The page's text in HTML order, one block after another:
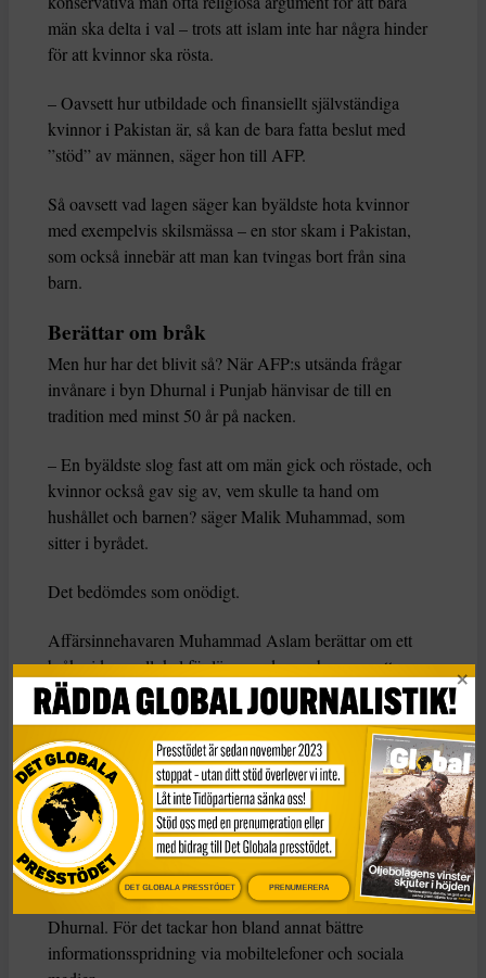
män ska delta i val – trots att islam inte har några hinder
för att kvinnor ska rösta.
– Oavsett hur utbildade och finansiellt självständiga
kvinnor i Pakistan är, så kan de bara fatta beslut med
”stöd” av männen, säger hon till AFP.
Så oavsett vad lagen säger kan byäldste hota kvinnor
med exempelvis skilsmässa – en stor skam i Pakistan,
som också innebär att man kan tvingas bort från sina
barn.
Berättar om bråk
Men hur har det blivit så? När AFP:s utsända frågar
invånare i byn Dhurnal i Punjab hänvisar de till en
tradition med minst 50 år på nacken.
– En byäldste slog fast att om män gick och röstade, och
kvinnor också gav sig av, vem skulle ta hand om
hushållet och barnen? säger Malik Muhammad, som
sitter i byrådet.
Det bedömdes som onödigt.
Affärsinnehavaren Muhammad Aslam berättar om ett
bråk vid en vallokal för länge sedan, och menar att
röststoppet ska skydda kvinnor från sådana
våldsamheter.
– Dessa män ingjuter rädsla i sina kvinnor – många hotar
sina fruar, säger aktivisten Robina Kausir.
Ordnade minibuss
Själv har hon dock stöd av sin make, och märker en
attitydförändring även i traditionellt styrda byar som
Dhurnal. För det tackar hon bland annat bättre
informationsspridning via mobiltelefoner och sociala
DET GLOBALA PRESSTÖDET PRENUMERERA